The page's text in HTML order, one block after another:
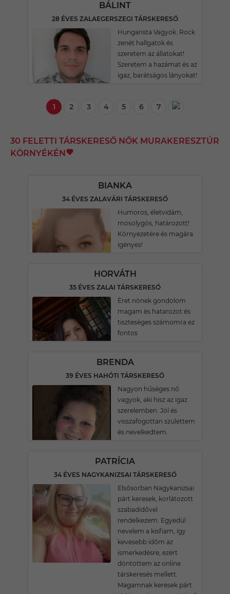
BÁLINT
28 ÉVES ZALAEGERSZEGI TÁRSKERESŐ
Hungarista Vagyok. Rock
zenét hallgatok és
szeretem az állatokat!
Szeretem a hazámat és az
igaz, barátságos lányokat!
1 2 3 4 5 6 7
30 FELETTI TÁRSKERESŐ NŐK MURAKERESZTÚR
KÖRNYÉKÉN
BIANKA
34 ÉVES ZALAVÁRI TÁRSKERESŐ
Humoros, életvidám,
mosolygós, határozott!
Környezetére és magára
igényes!
HORVÁTH
35 ÉVES ZALAI TÁRSKERESŐ
Èret nönek gondolom
magam ès hatarozot és
tisztesèges számomra ez
fontos
BRENDA
39 ÉVES HAHÓTI TÁRSKERESŐ
Nagyon hűséges nő
vagyok, aki hisz az igaz
szerelemben. Jól és
visszafogottan születtem
és nevelkedtem.
PATRÍCIA
34 ÉVES NAGYKANIZSAI TÁRSKERESŐ
Elsősorban Nagykanizsai
párt keresek, korlátozott
szabadidővel
rendelkezem. Egyedül
nevelem a kisfiam, így
kevesebb időm az
ismerkedésre, ezért
döntöttem az online
társkeresés mellett.
Magamnak keresek párt.